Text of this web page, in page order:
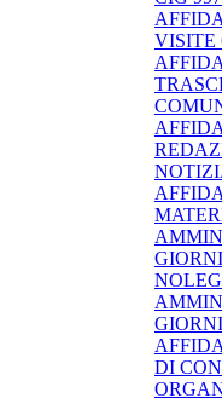
VISITE
DI